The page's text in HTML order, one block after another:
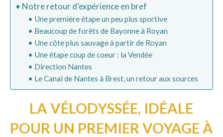
Notre retour d’expérience en bref
Une première étape un peu plus sportive
Beaucoup de forêts de Bayonne à Royan
Une côte plus sauvage à partir de Royan
Une étape coup de coeur : la Vendée
Direction Nantes
Le Canal de Nantes à Brest, un retour aux sources
LA VÉLODYSSÉE, IDÉALE
POUR UN PREMIER VOYAGE À